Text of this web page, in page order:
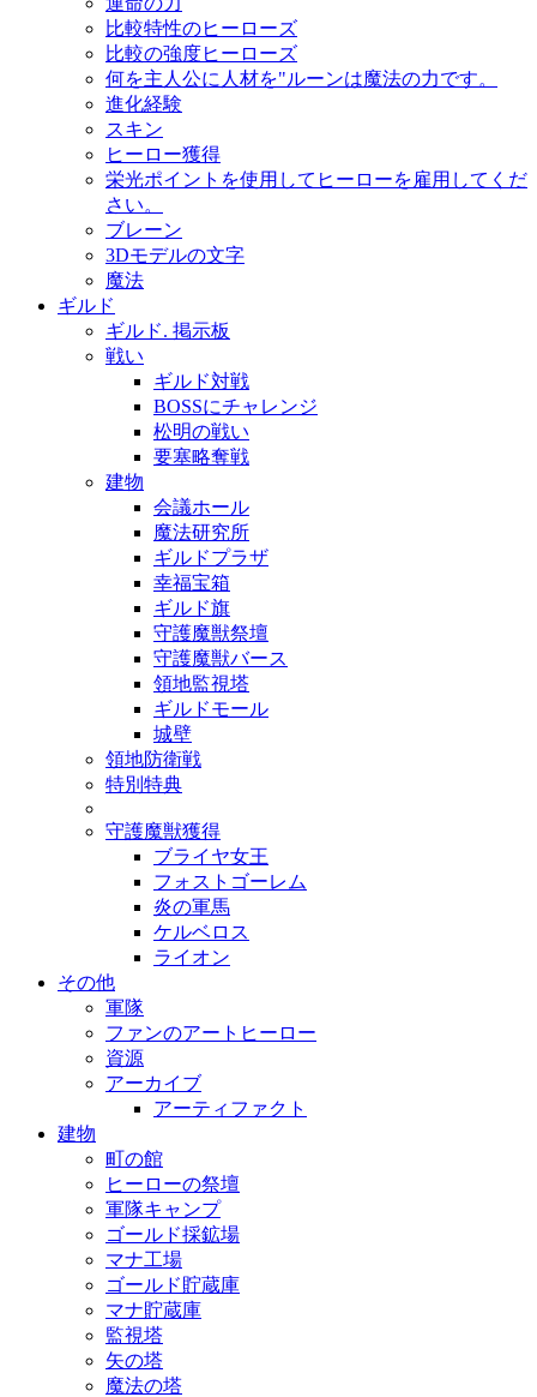
比較特性のヒーローズ
比較の強度ヒーローズ
何を主人公に人材を"ルーンは魔法の力です。
進化経験
スキン
ヒーロー獲得
栄光ポイントを使用してヒーローを雇用してくだ
さい。
ブレーン
3Dモデルの文字
魔法
ギルド
ギルド. 掲示板
戦い
ギルド対戦
BOSSにチャレンジ
松明の戦い
要塞略奪戦
建物
会議ホール
魔法研究所
ギルドプラザ
幸福宝箱
ギルド旗
守護魔獣祭壇
守護魔獣バース
領地監視塔
ギルドモール
城壁
領地防衛戦
特別特典
守護魔獣獲得
ブライヤ女王
フォストゴーレム
炎の軍馬
ケルベロス
ライオン
その他
軍隊
ファンのアートヒーロー
資源
アーカイブ
アーティファクト
建物
町の館
ヒーローの祭壇
軍隊キャンプ
ゴールド採鉱場
マナ工場
ゴールド貯蔵庫
マナ貯蔵庫
監視塔
矢の塔
魔法の塔